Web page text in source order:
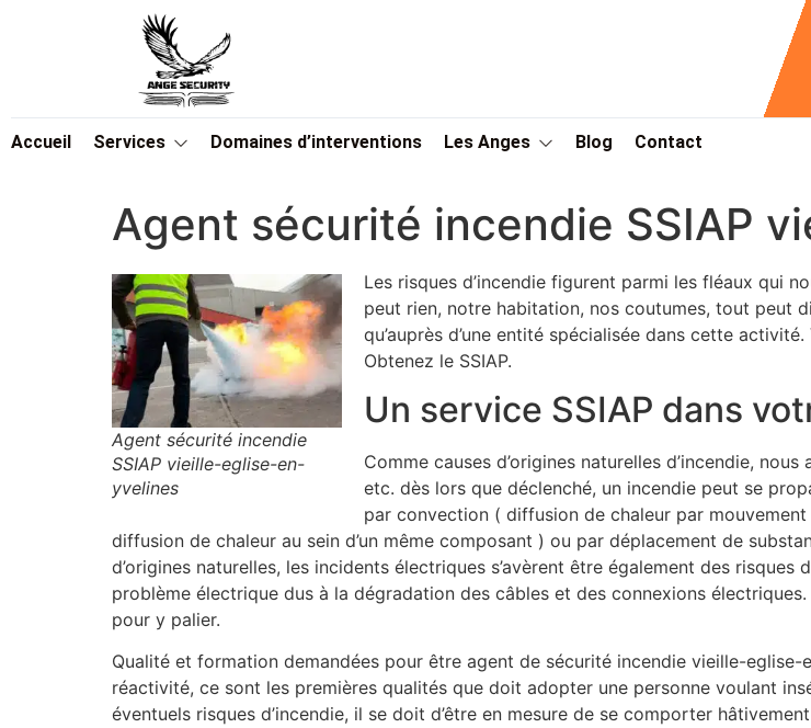
Accueil Services Domaines d’interventions Les Anges Blog Contact
Agent sécurité incendie SSIAP
Agent sécurité incendie
SSIAP vieille-eglise-en-
yvelines
Les risques d’incendie figurent parmi les fléaux qui
peut rien, notre habitation, nos coutumes, tout peut
qu’auprès d’une entité spécialisée dans cette
Obtenez le SSIAP.
Un service SSIAP dans
Comme causes d’origines naturelles d’incendie,
etc. dès lors que déclenché, un incendie peut se
par convection ( diffusion de chaleur par
diffusion de chaleur au sein d’un même composant ) ou par déplacement de
d’origines naturelles, les incidents électriques s’avèrent être également des risques
problème électrique dus à la dégradation des câbles et des connexions
pour y palier.
Qualité et formation demandées pour être agent de sécurité incendie vieille-
réactivité, ce sont les premières qualités que doit adopter une personne voulant
éventuels risques d’incendie, il se doit d’être en mesure de se comporter